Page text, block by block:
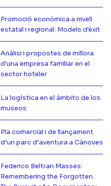
Promoció econòmica a nivell
estatal i regional: Models d'èxit
Más información de
Anàlisi i propostes de millora
d'una empresa familiar en el
sector hoteler
Más información de
La logística en el ámbito de los
museos
Más información de
Pla comercial i de llançament
d’un parc d’aventura a Cànoves
Más información de
Federico Beltran Masses:
Remembering the Forgotten.
Más información de